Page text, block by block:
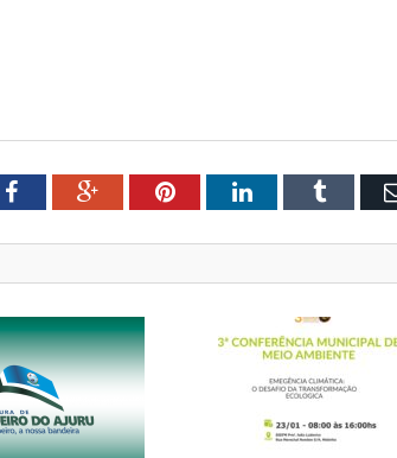
FacebookGoogle+PinterestLinkedInTumblr